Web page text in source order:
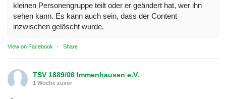
kleinen Personengruppe teilt oder er geändert hat, wer ihn
sehen kann. Es kann auch sein, dass der Content
inzwischen gelöscht wurde.
View on Facebook · Share
TSV 1889/06 Immenhausen e.V.
1 Woche zuvor